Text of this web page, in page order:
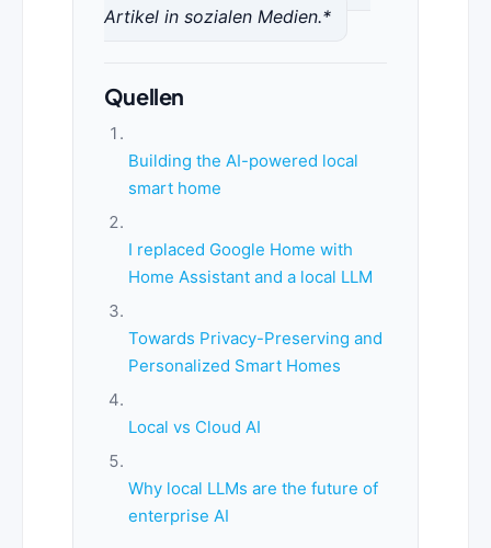
Artikel in sozialen Medien.*
Quellen
Building the AI-powered local
smart home
I replaced Google Home with
Home Assistant and a local LLM
Towards Privacy-Preserving and
Personalized Smart Homes
Local vs Cloud AI
Why local LLMs are the future of
enterprise AI